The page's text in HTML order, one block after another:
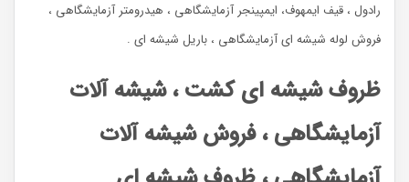
رادول ، قیف ایمهوف، ایمپینجر آزمایشگاهی ، هیدرومتر آزمایشگاهی ،
فروش لوله شیشه ای آزمایشگاهی ، باریل شیشه ای .
ظروف شیشه ای کشت ، شیشه آلات
آزمایشگاهی ، فروش شیشه آلات